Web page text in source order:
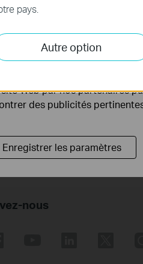
variera en fonction des limitations du
de la consommation d'énergie des
nous
pays.
Autre option
activités sur notre site Web
Web par nos partenaires
des publicités
Enregistrer les paramètres